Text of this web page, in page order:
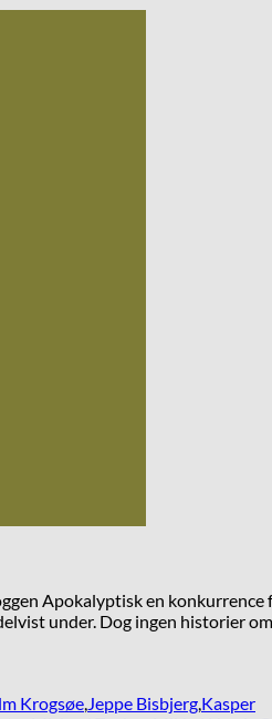
Apokalyptisk en
under. Dog ingen historier
Krogsøe,Jeppe Bisbjerg,Kasper